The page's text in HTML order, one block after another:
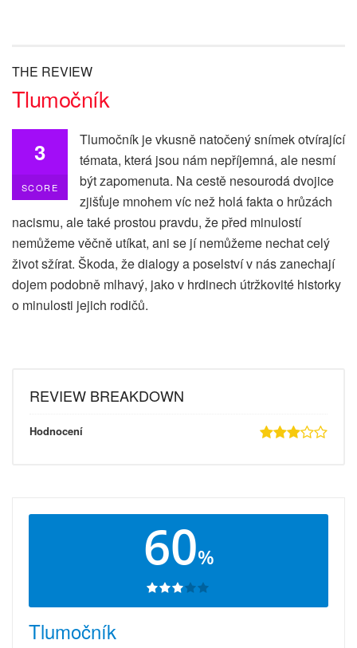
THE REVIEW
Tlumočník
3
SCORE
Tlumočník je vkusně natočený snímek otvírající
témata, která jsou nám nepříjemná, ale nesmí
být zapomenuta. Na cestě nesourodá dvojice
zjišťuje mnohem víc než holá fakta o hrůzách
nacismu, ale také prostou pravdu, že před minulostí
nemůžeme věčně utíkat, ani se jí nemůžeme nechat celý
život sžírat. Škoda, že dialogy a poselství v nás zanechají
dojem podobně mlhavý, jako v hrdinech útržkovité historky
o minulosti jejich rodičů.
REVIEW BREAKDOWN
Hodnocení
60%
Tlumočník